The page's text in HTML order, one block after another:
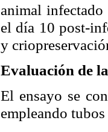
animal infectado
el día 10 post-
y
Evaluación de
El ensayo se
empleando tubos